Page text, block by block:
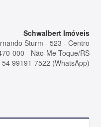
Schwalbert Imóveis
Sturm - 523 - Centro
000 - Não-Me-Toque/RS
99191-7522 (WhatsApp)